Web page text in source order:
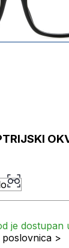
je dostupan
poslovnica >